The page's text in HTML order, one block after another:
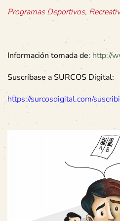
Programas Deportivos,
Información tomada de: http://
Suscríbase a SURCOS Digital:
https://surcosdigital.com/